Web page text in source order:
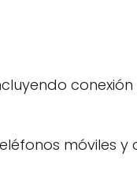
móviles y